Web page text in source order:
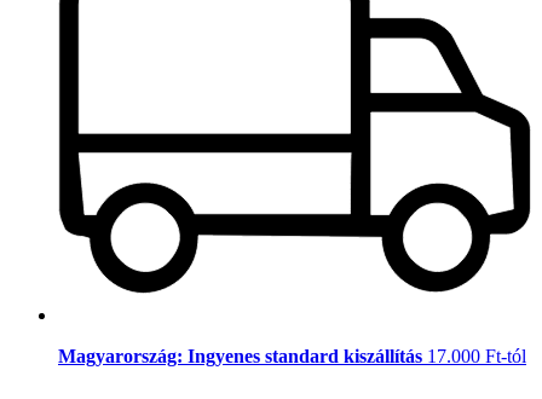
Magyarország: Ingyenes standard kiszállítás 17.000 Ft-tól